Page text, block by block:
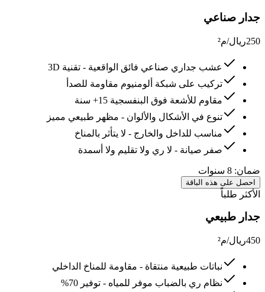
جدار صناعي
250ريال/م²
عشب جداري صناعي فائق الواقعية - تقنية 3D
تركيب على شبكة ألومنيوم مقاومة للصدأ
مقاوم للأشعة فوق البنفسجية 15+ سنة
تنوع في الأشكال والألوان - مظهر طبيعي مميز
مناسب للداخل والخارج - لا يتأثر بالمناخ
صفر صيانة - لا ري ولا تقليم ولا أسمدة
ضمان: 8 سنوات
احصل على هذه الباقة
الأكثر طلباً
جدار طبيعي
450ريال/م²
نباتات طبيعية منتقاة - مقاومة للمناخ الداخلي
نظام ري بالضباب موفر للمياه - توفير 70%